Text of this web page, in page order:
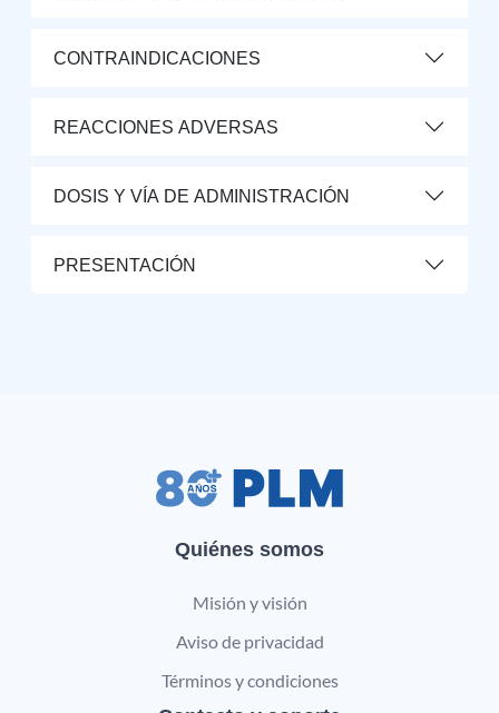
CONTRAINDICACIONES
REACCIONES ADVERSAS
DOSIS Y VÍA DE ADMINISTRACIÓN
PRESENTACIÓN
Quiénes somos
Misión y visión
Aviso de privacidad
Términos y condiciones